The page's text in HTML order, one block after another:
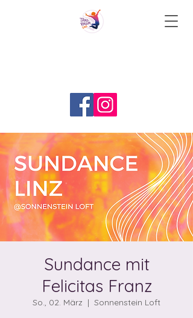
Sundance mit
Felicitas Franz
So., 02. März
  |
Sonnenstein Loft